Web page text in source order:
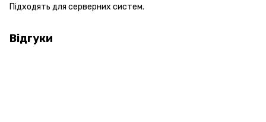
Підходять для серверних систем.
Відгуки